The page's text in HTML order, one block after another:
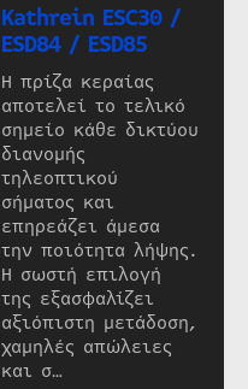
Kathrein ESC30 /
ESD84 / ESD85
Η πρίζα κεραίας
αποτελεί το τελικό
σημείο κάθε δικτύου
διανομής
τηλεοπτικού
σήματος και
επηρεάζει άμεσα
την ποιότητα λήψης.
Η σωστή επιλογή
της εξασφαλίζει
αξιόπιστη μετάδοση,
χαμηλές απώλειες
και σ…